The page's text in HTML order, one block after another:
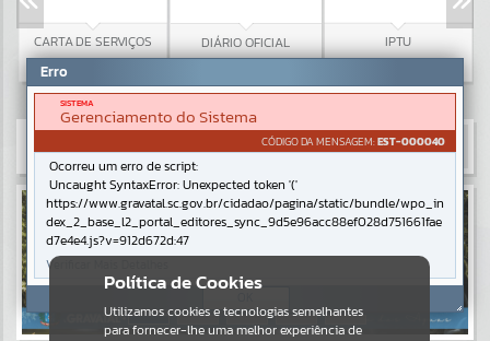
CARTA DE SERVIÇOS DIÁRIO OFICIAL IPTU
Resultados para""
Portais
Por favor, aguarde...
Política de Cookies
Utilizamos cookies e tecnologias semelhantes
para fornecer-lhe uma melhor experiência de
Erro
SISTEMA
Gerenciamento do Sistema
CÓDIGO DA MENSAGEM:EST-000040
Ocorreu um erro de script:
Uncaught SyntaxError: Unexpected token '('
https://www.gravatal.sc.gov.br/cidadao/pagina/static/bundle/wpo_in
dex_2_base_l2_portal_editores_sync_9d5e96acc88ef028d751661fae
d7e4e4.js?v=912d672d:47
Verificar Mais Detalhes